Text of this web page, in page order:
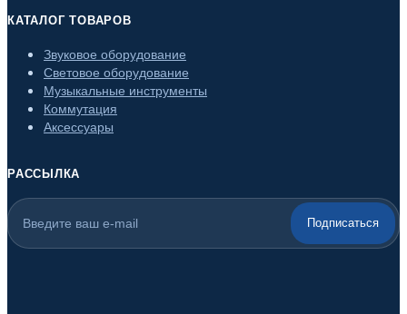
КАТАЛОГ ТОВАРОВ
Звуковое оборудование
Световое оборудование
Музыкальные инструменты
Коммутация
Аксессуары
РАССЫЛКА
Подписаться